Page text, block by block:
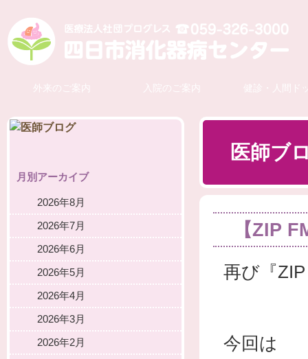
外来のご案内 入院のご案内 健診・人間ド
医師ブ
【ZIP
再び『
今回は
月別アーカイブ
2026年8月
2026年7月
2026年6月
2026年5月
2026年4月
2026年3月
2026年2月